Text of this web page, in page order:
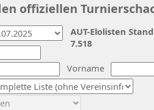
offiziellen
Vorname
AUT-Elolisten
7.518